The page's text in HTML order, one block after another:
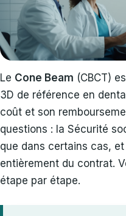
Le Cone Beam (CBCT)
3D de référence en
coût et son
questions : la Sécurité
que dans certains cas,
entièrement du contrat.
étape par étape.